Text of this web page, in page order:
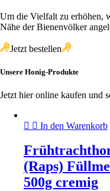
Um die Vielfalt zu erhöhen,
Nähe der Bienenvölker
Jetzt bestellen
Unsere Honig-Produkte
Jetzt hier online kaufen und
In den Warenkorb
(Raps)
500g cremig